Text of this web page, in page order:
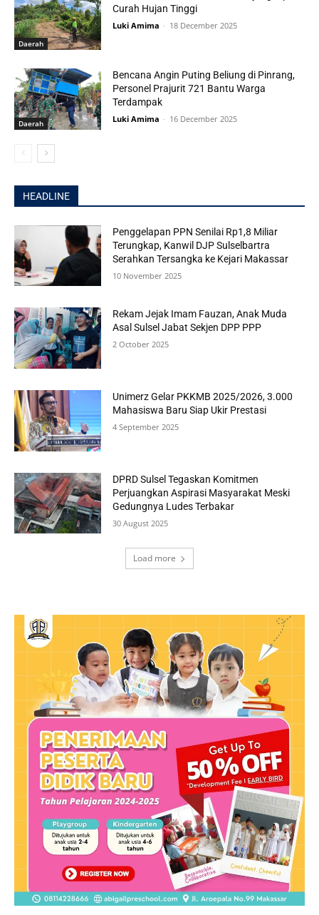
Daerah
Curah Hujan Tinggi
Luki Amima - 18 December 2025
Daerah
Bencana Angin Puting Beliung di Pinrang,
Personel Prajurit 721 Bantu Warga
Terdampak
Luki Amima - 16 December 2025
HEADLINE
Penggelapan PPN Senilai Rp1,8 Miliar
Terungkap, Kanwil DJP Sulselbartra
Serahkan Tersangka ke Kejari Makassar
10 November 2025
Rekam Jejak Imam Fauzan, Anak Muda
Asal Sulsel Jabat Sekjen DPP PPP
2 October 2025
Unimerz Gelar PKKMB 2025/2026, 3.000
Mahasiswa Baru Siap Ukir Prestasi
4 September 2025
DPRD Sulsel Tegaskan Komitmen
Perjuangkan Aspirasi Masyarakat Meski
Gedungnya Ludes Terbakar
30 August 2025
Load more